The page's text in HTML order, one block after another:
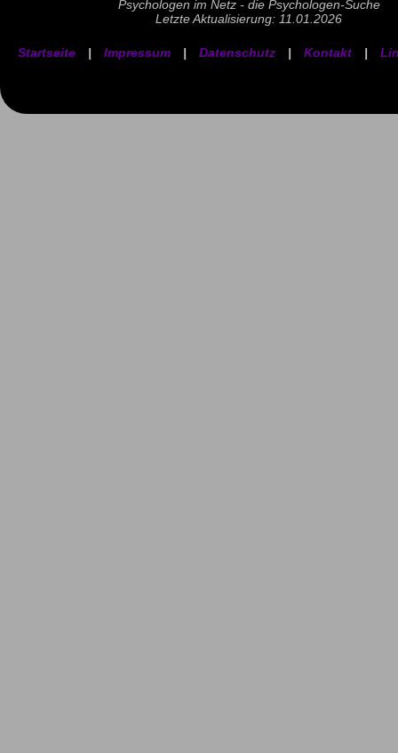
Psychologen im Netz - die Psychologen-Suche
Letzte Aktualisierung: 11.01.2026
Startseite | Impressum | Datenschutz | Kontakt |